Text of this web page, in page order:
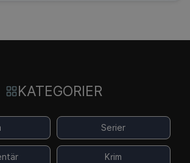
KATEGORIER
Serier
Krim